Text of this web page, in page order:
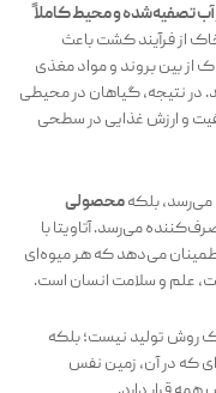
آب تصفیه‌شده و محیط کاملاً
از فرآیند کشت باعث
از بین بروند و مواد مغذی
در نتیجه، گیاهان در محیطی
و ارزش غذایی در سطحی
بلکهمحصولی
می‌رسد. آتاویتا با
می‌دهد که هر میوه‌ای
علم و سلامت انسان است.
روش تولید نیست؛ بلکه
که در آن، زمین نفس